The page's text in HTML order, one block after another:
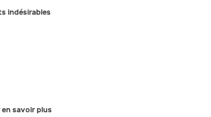
indésirables
en savoir plus